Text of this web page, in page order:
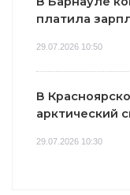
платила
29.07.2026 10:50
В
арктический
29.07.2026 10:30